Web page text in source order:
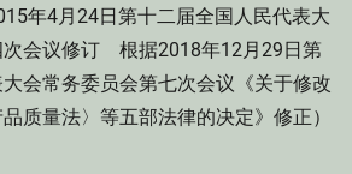
年4月24日第十二届全国人民代表大
次会议修订 根据2018年12月29日第
会常务委员会第七次会议《关于修改
质量法〉等五部法律的决定》修正）